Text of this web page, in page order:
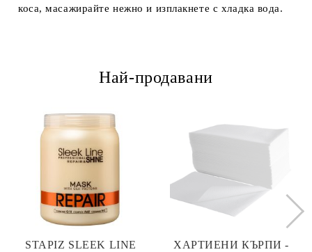
коса, масажирайте нежно и изплакнете с хладка вода.
Най-продавани
STAPIZ SLEEK LINE
ХАРТИЕНИ КЪРПИ -